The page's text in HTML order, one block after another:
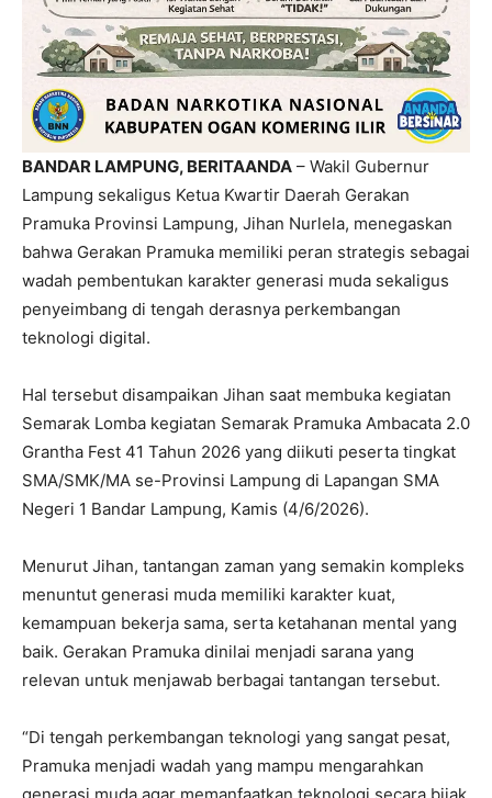
BANDAR LAMPUNG, BERITAANDA – Wakil Gubernur
Lampung sekaligus Ketua Kwartir Daerah Gerakan
Pramuka Provinsi Lampung, Jihan Nurlela, menegaskan
bahwa Gerakan Pramuka memiliki peran strategis sebagai
wadah pembentukan karakter generasi muda sekaligus
penyeimbang di tengah derasnya perkembangan
teknologi digital.
Hal tersebut disampaikan Jihan saat membuka kegiatan
Semarak Lomba kegiatan Semarak Pramuka Ambacata 2.0
Grantha Fest 41 Tahun 2026 yang diikuti peserta tingkat
SMA/SMK/MA se-Provinsi Lampung di Lapangan SMA
Negeri 1 Bandar Lampung, Kamis (4/6/2026).
Menurut Jihan, tantangan zaman yang semakin kompleks
menuntut generasi muda memiliki karakter kuat,
kemampuan bekerja sama, serta ketahanan mental yang
baik. Gerakan Pramuka dinilai menjadi sarana yang
relevan untuk menjawab berbagai tantangan tersebut.
“Di tengah perkembangan teknologi yang sangat pesat,
Pramuka menjadi wadah yang mampu mengarahkan